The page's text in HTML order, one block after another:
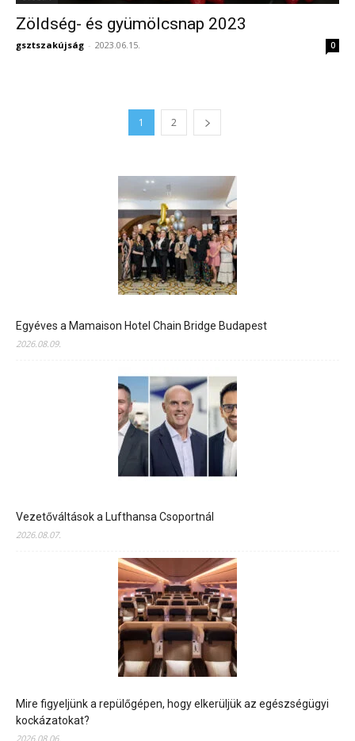
Zöldség- és gyümölcsnap 2023
gsztszakújság - 2023.06.15. 0
1 2
Egyéves a Mamaison Hotel Chain Bridge Budapest
2026.08.09.
Vezetőváltások a Lufthansa Csoportnál
2026.08.07.
Mire figyeljünk a repülőgépen, hogy elkerüljük az egészségügyi
kockázatokat?
2026.08.06.